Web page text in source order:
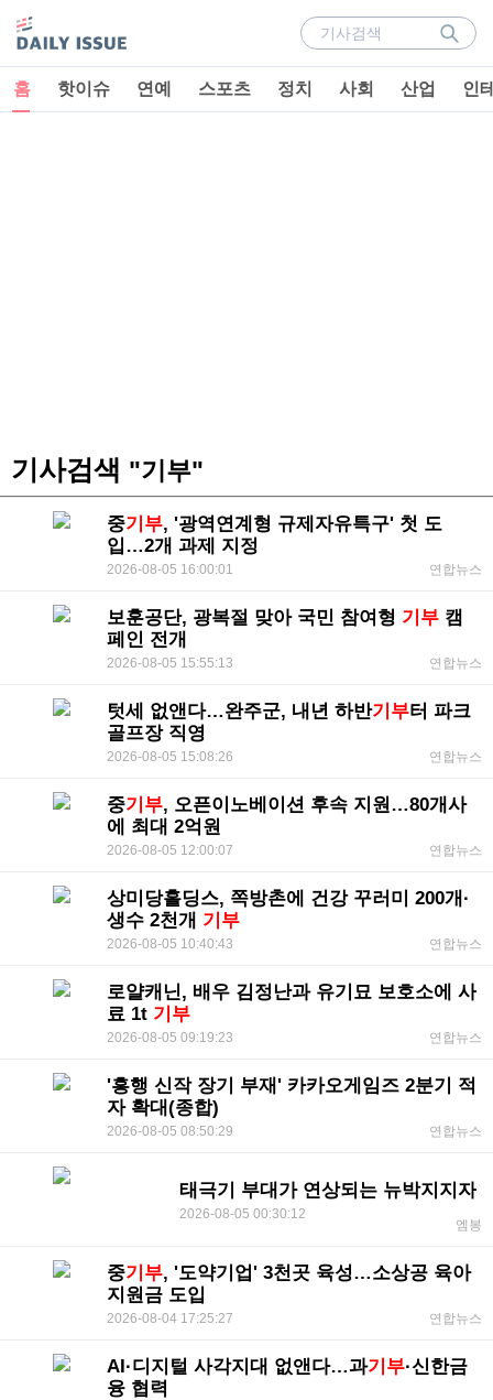
홈 핫이슈 연예 스포츠 정치 사회 산업 인
기사검색 "기부"
중기부, '광역연계형 규제자유특구' 첫 도
입…2개 과제 지정
2026-08-05 16:00:01 연합뉴스
보훈공단, 광복절 맞아 국민 참여형 기부 캠
페인 전개
2026-08-05 15:55:13 연합뉴스
텃세 없앤다…완주군, 내년 하반기부터 파크
골프장 직영
2026-08-05 15:08:26 연합뉴스
중기부, 오픈이노베이션 후속 지원…80개사
에 최대 2억원
2026-08-05 12:00:07 연합뉴스
상미당홀딩스, 쪽방촌에 건강 꾸러미 200개·
생수 2천개 기부
2026-08-05 10:40:43 연합뉴스
로얄캐닌, 배우 김정난과 유기묘 보호소에 사
료 1t 기부
2026-08-05 09:19:23 연합뉴스
'흥행 신작 장기 부재' 카카오게임즈 2분기 적
자 확대(종합)
2026-08-05 08:50:29 연합뉴스
태극기 부대가 연상되는 뉴박지지자
2026-08-05 00:30:12
엠봉
중기부, '도약기업' 3천곳 육성…소상공 육아
지원금 도입
2026-08-04 17:25:27 연합뉴스
AI·디지털 사각지대 없앤다…과기부·신한금
융 협력